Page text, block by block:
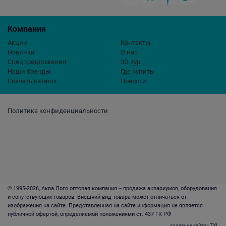
Политика конфиденциальности
Компания
Акции
Новинки
Спецпредложения
Наши бренды
Скачать каталог
Контакты
О нас
3D-тур
Где купить
Новости
© 1995-2026, Аква Лого оптовая компания – продажа аквариумов, оборудования
и сопутствующих товаров. Внешний вид товара может отличаться от
изображения на сайте. Представленная на сайте информация не является
публичной офертой, определяемой положениями ст. 437 ГК РФ